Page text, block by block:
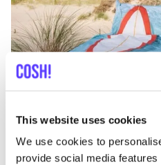
This website uses cookies
We use cookies to
provide social media